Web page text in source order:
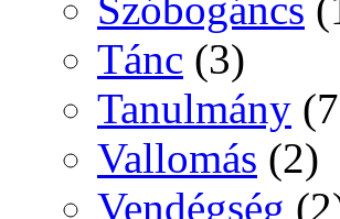
Szóbogáncs
Tánc (3)
Tanulmány
Vallomás (2)
Vendégség